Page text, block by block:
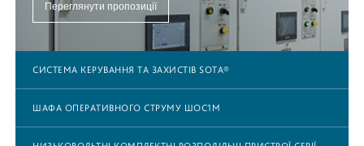
Переглянути пропозиції
СИСТЕМА КЕРУВАННЯ ТА ЗАХИСТІВ SOTA®
ШАФА ОПЕРАТИВНОГО СТРУМУ ШОС1М